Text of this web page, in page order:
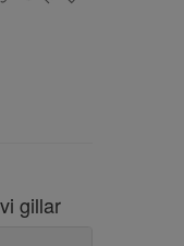
gillar